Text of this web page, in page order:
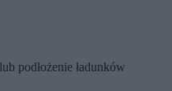
podłożenie ładunków